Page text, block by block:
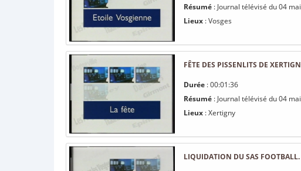
Résumé : Journal télévisé du 04
Lieux : Vosges
FÊTE DES PISSENLITS DE
Durée : 00:01:36
Résumé : Journal télévisé du 04
Lieux : Xertigny
LIQUIDATION DU SAS FOOTBALL.